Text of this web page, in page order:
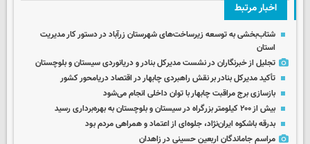
اخبار مرتبط
شتاب‌بخشی به توسعه زیرساخت‌های شهرستان زرآباد در دستور کار مدیریت
استان
تجلیل از خبرنگاران در نشست مدیرکل بنادر و دریانوردی سیستان و بلوچستان
تأکید مدیرکل بنادر بر نقش راهبردی چابهار در اقتصاد دریامحور کشور
بازسازی برج مراقبت چابهار با توان داخلی انجام می‌شود
بیش از ۲۰۰ کیلومتر بزرگراه در سیستان و بلوچستان به بهره‌برداری رسید
بدرقه باشکوه ایران‌نژاد، جلوه‌ای از اعتماد و همراهی مردم بود
مراسم جاماندگان اربعین حسینی در زاهدان